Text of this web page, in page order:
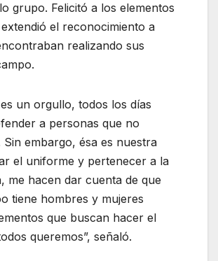
grupo. Felicitó a los elementos
el reconocimiento a
realizando sus
un orgullo, todos los días
a personas que no
embargo, ésa es nuestra
el uniforme y pertenecer a la
me hacen dar cuenta de que
tiene hombres y mujeres
que buscan hacer el
queremos”, señaló.